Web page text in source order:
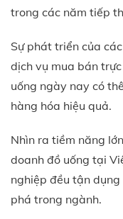
trong các năm tiếp
Sự phát triển của
dịch vụ mua bán
uống ngày nay có
hàng hóa hiệu quả.
Nhìn ra tiềm năng
doanh đồ uống tại
nghiệp đều tận
phá trong ngành.